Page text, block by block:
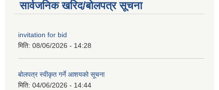
सार्वजनिक खरिद/बोलपत्र सूचना
invitation for bid
मिति: 08/06/2026 - 14:28
बोलपत्र स्वीकृत गर्ने आशयको सूचना
मिति: 04/06/2026 - 14:44